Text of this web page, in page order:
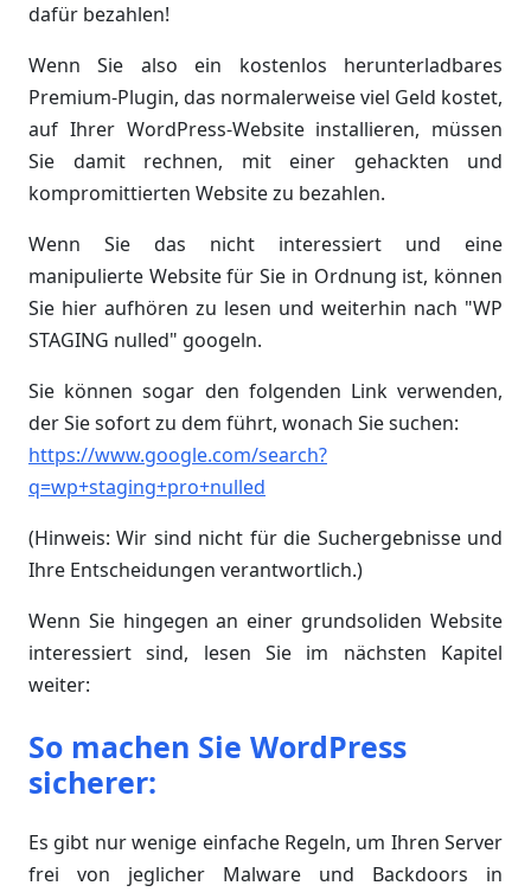
dafür bezahlen!
Wenn Sie also ein kostenlos herunterladbares
Premium-Plugin, das normalerweise viel Geld kostet,
auf Ihrer WordPress-Website installieren, müssen
Sie damit rechnen, mit einer gehackten und
kompromittierten Website zu bezahlen.
Wenn Sie das nicht interessiert und eine
manipulierte Website für Sie in Ordnung ist, können
Sie hier aufhören zu lesen und weiterhin nach "WP
STAGING nulled" googeln.
Sie können sogar den folgenden Link verwenden,
der Sie sofort zu dem führt, wonach Sie suchen:
https://www.google.com/search?
q=wp+staging+pro+nulled
(Hinweis: Wir sind nicht für die Suchergebnisse und
Ihre Entscheidungen verantwortlich.)
Wenn Sie hingegen an einer grundsoliden Website
interessiert sind, lesen Sie im nächsten Kapitel
weiter:
So machen Sie WordPress
sicherer:
Es gibt nur wenige einfache Regeln, um Ihren Server
frei von jeglicher Malware und Backdoors in